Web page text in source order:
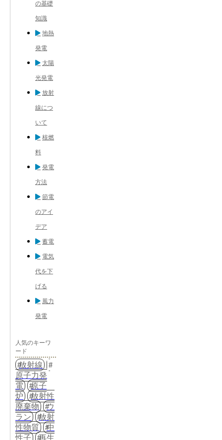
の基礎
知識
地熱
発電
太陽
光発電
放射
線につ
いて
核燃
料
発電
方法
節電
のアイ
デア
蓄電
電気
代を下
げる
風力
発電
人気のキーワ
ード
放射線
原子力発
電
原子
炉
放射性
廃棄物
ウ
ラン
放射
性物質
中
性子
再生